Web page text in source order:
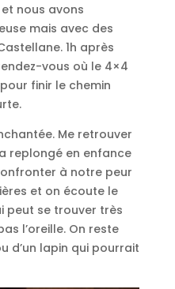
nous avons
mais avec des
1h après
vous où le 4×4
finir le chemin
Me retrouver
replongé en enfance
à notre peur
et on écoute le
peut se trouver très
l’oreille. On reste
d’un lapin qui pourrait